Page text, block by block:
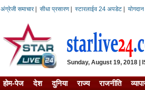
अंग्रेजी समाचार| सीधा प्रसारण| स्टारलाईव 24 अपडेट
Sunday, August 19, 2018 |
होम-पेज देश दुनिया राज्य राजनीति